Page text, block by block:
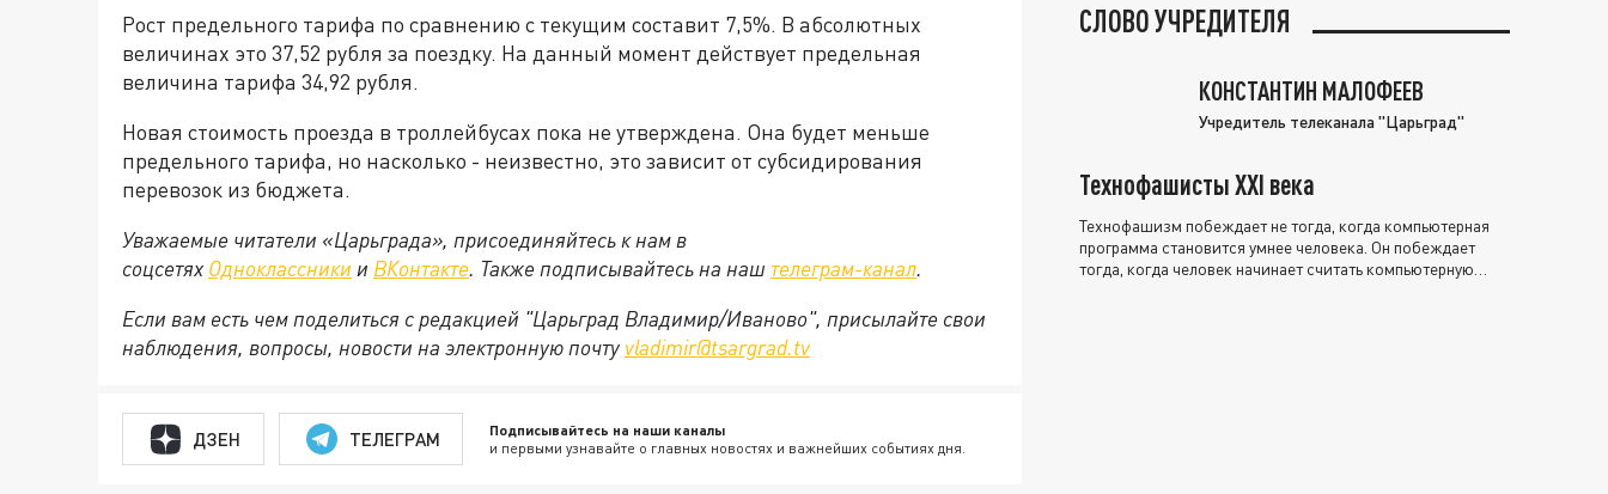
Рост предельного тарифа по сравнению с текущим составит 7,5%. В абсолютных
величинах это 37,52 рубля за поездку. На данный момент действует предельная
величина тарифа 34,92 рубля.
Новая стоимость проезда в троллейбусах пока не утверждена. Она будет меньше
предельного тарифа, но насколько - неизвестно, это зависит от субсидирования
перевозок из бюджета.
Уважаемые читатели «Царьграда», присоединяйтесь к нам в
соцсетях Одноклассники и ВКонтакте. Также подписывайтесь на наш телеграм-канал.
Если вам есть чем поделиться с редакцией "Царьград Владимир/Иваново", присылайте свои
наблюдения, вопросы, новости на электронную почту vladimir@tsargrad.tv
ДЗЕН ТЕЛЕГРАМ Подписывайтесь на наши каналы
и первыми узнавайте о главных новостях и важнейших событиях дня.
СЛОВО УЧРЕДИТЕЛЯ
КОНСТАНТИН МАЛОФЕЕВ
Учредитель телеканала "Царьград"
Технофашисты XXI века
Технофашизм побеждает не тогда, когда компьютерная
программа становится умнее человека. Он побеждает
тогда, когда человек начинает считать компьютерную